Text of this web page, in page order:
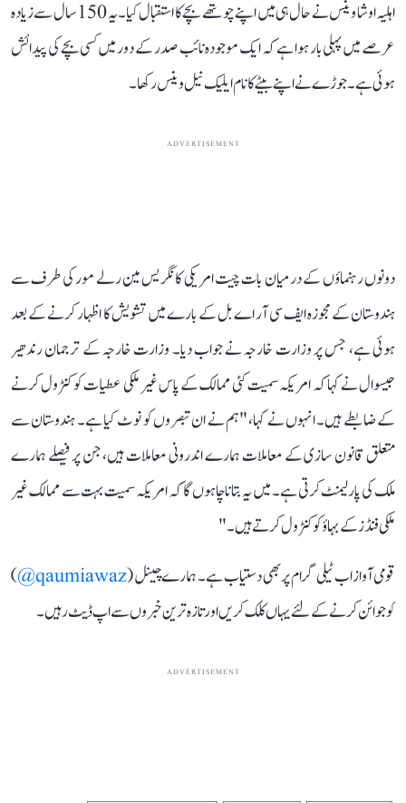
اہلیہ اوشا وینس نے حال ہی میں اپنے چوتھے بچے کا استقبال کیا۔ یہ 150 سال سے زیادہ
عرصے میں پہلی بار ہوا ہے کہ ایک موجودہ نائب صدر کے دور میں کسی بچے کی پیدائش
ہوئی ہے۔ جوڑے نے اپنے بیٹے کا نام ایلیک نیل وینس رکھا۔
ADVERTISEMENT
دونوں رہنماؤں کے درمیان بات چیت امریکی کانگریس مین رلے مور کی طرف سے
ہندوستان کے مجوزہ ایف سی آر اے بل کے بارے میں تشویش کا اظہار کرنے کے بعد
ہوئی ہے، جس پر وزارت خارجہ نے جواب دیا۔ وزارت خارجہ کے ترجمان رندھیر
جیسوال نے کہا کہ امریکہ سمیت کئی ممالک کے پاس غیر ملکی عطیات کو کنٹرول کرنے
کے ضابطے ہیں۔ انہوں نے کہا، "ہم نے ان تبصروں کو نوٹ کیا ہے۔ ہندوستان سے
متعلق قانون سازی کے معاملات ہمارے اندرونی معاملات ہیں، جن پر فیصلے ہمارے
ملک کی پارلیمنٹ کرتی ہے۔ میں یہ بتانا چاہوں گا کہ امریکہ سمیت بہت سے ممالک غیر
ملکی فنڈز کے بہاؤ کو کنٹرول کرتے ہیں۔"
قومی آواز اب ٹیلی گرام پر بھی دستیاب ہے۔ ہمارے چینل (qaumiawaz@
)
کو جوائن کرنے کے لئے یہاں کلک کریں اور تازہ ترین خبروں سے اپ ڈیٹ رہیں۔
ADVERTISEMENT